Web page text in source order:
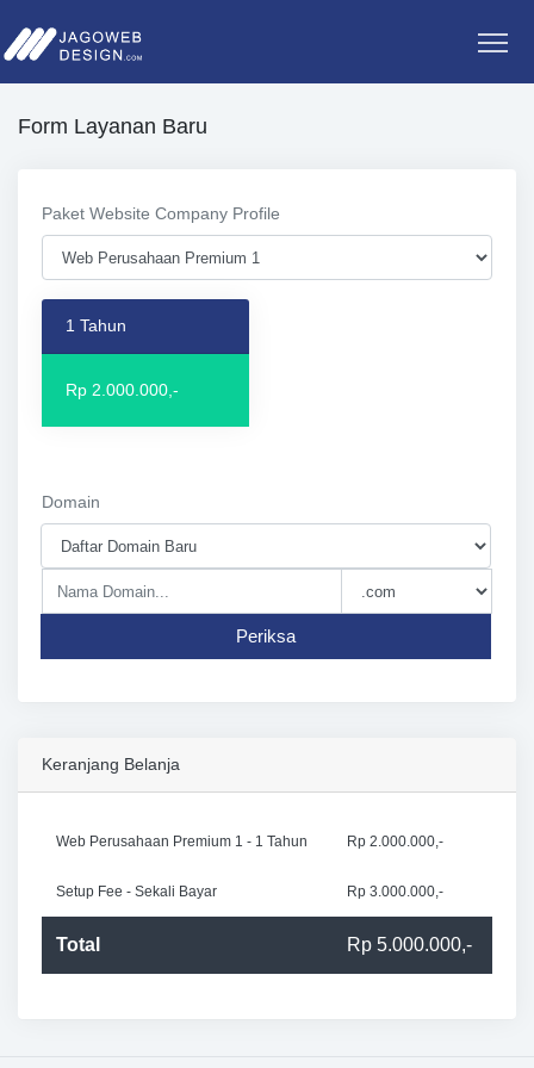
Form Layanan Baru
Paket Website Company Profile
1 Tahun
Rp 2.000.000,-
Domain
Periksa
Keranjang Belanja
Web Perusahaan Premium 1 - 1 Tahun Rp 2.000.000,-
Setup Fee - Sekali Bayar Rp 3.000.000,-
Total Rp 5.000.000,-